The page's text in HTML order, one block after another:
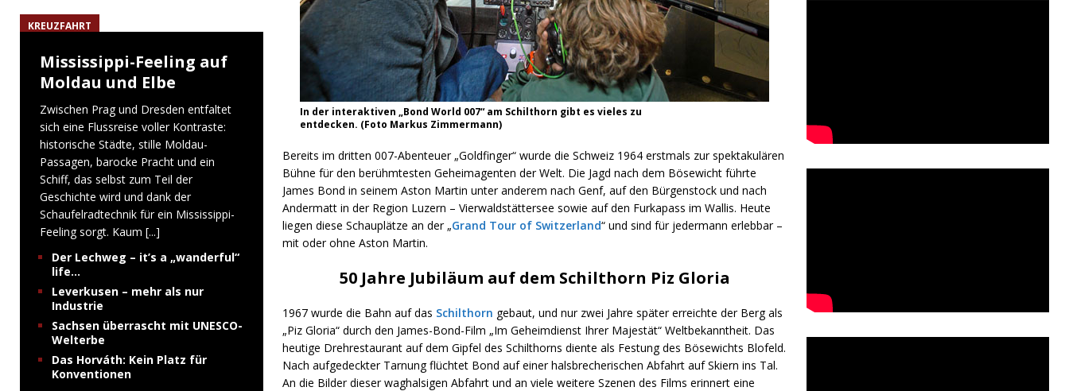
In der interaktiven „Bond World 007“ am Schilthorn gibt es vieles zu
entdecken. (Foto Markus Zimmermann)
Bereits im dritten 007-Abenteuer „Goldfinger“ wurde die Schweiz 1964 erstmals zur spektakulären
Bühne für den berühmtesten Geheimagenten der Welt. Die Jagd nach dem Bösewicht führte
James Bond in seinem Aston Martin unter anderem nach Genf, auf den Bürgenstock und nach
Andermatt in der Region Luzern – Vierwaldstättersee sowie auf den Furkapass im Wallis. Heute
liegen diese Schauplätze an der „Grand Tour of Switzerland“ und sind für jedermann erlebbar –
mit oder ohne Aston Martin.
50 Jahre Jubiläum auf dem Schilthorn Piz Gloria
1967 wurde die Bahn auf das Schilthorn gebaut, und nur zwei Jahre später erreichte der Berg als
„Piz Gloria“ durch den James-Bond-Film „Im Geheimdienst Ihrer Majestät“ Weltbekanntheit. Das
heutige Drehrestaurant auf dem Gipfel des Schilthorns diente als Festung des Bösewichts Blofeld.
Nach aufgedeckter Tarnung flüchtet Bond auf einer halsbrecherischen Abfahrt auf Skiern ins Tal.
An die Bilder dieser waghalsigen Abfahrt und an viele weitere Szenen des Films erinnert eine
KREUZFAHRT
Mississippi-Feeling auf
Moldau und Elbe
Zwischen Prag und Dresden entfaltet
sich eine Flussreise voller Kontraste:
historische Städte, stille Moldau-
Passagen, barocke Pracht und ein
Schiff, das selbst zum Teil der
Geschichte wird und dank der
Schaufelradtechnik für ein Mississippi-
Feeling sorgt. Kaum [...]
Der Lechweg – it’s a „wanderful“
life…
Leverkusen – mehr als nur
Industrie
Sachsen überrascht mit UNESCO-
Welterbe
Das Horváth: Kein Platz für
Konventionen